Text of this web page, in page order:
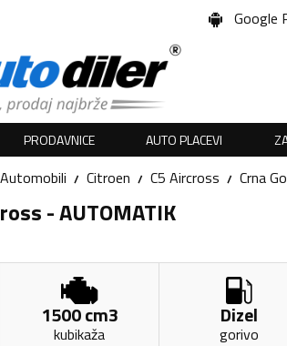
Google
PRODAVNICE AUTO PLACEVI
Automobili Citroen C5 Aircross Crna
- AUTOMATIK
1500cm3
kubikaža
Dizel
gorivo